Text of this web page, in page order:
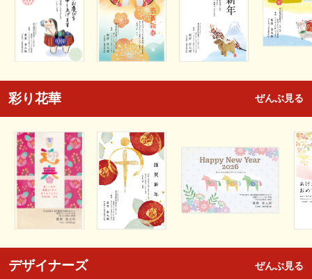
彩り花華 ぜんぶ見る
デザイナーズ ぜんぶ見る